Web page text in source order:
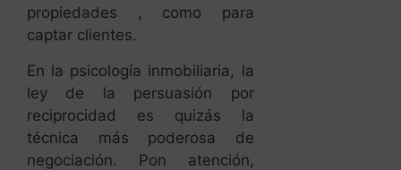
propiedades , como para
captar clientes.
En la psicología inmobiliaria, la
ley de la persuasión por
reciprocidad es quizás la
técnica más poderosa de
negociación. Pon atención,